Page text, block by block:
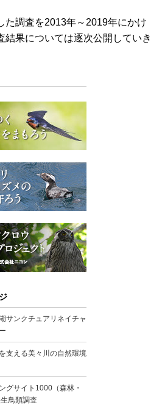
た調査を2013年～2019年にかけ
結果については逐次公開していき
サンクチュアリネイチャ
支える美々川の自然環境
グサイト1000（森林・
鳥類調査